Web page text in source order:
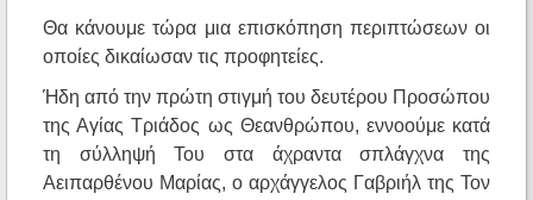
Θα κάνουμε τώρα μια επισκόπηση περιπτώσεων οι
οποίες δικαίωσαν τις προφητείες.
Ήδη από την πρώτη στιγμή του δευτέρου Προσώπου
της Αγίας Τριάδος ως Θεανθρώπου, εννοούμε κατά
τη σύλληψή Του στα άχραντα σπλάγχνα της
Αειπαρθένου Μαρίας, ο αρχάγγελος Γαβριήλ της Τον